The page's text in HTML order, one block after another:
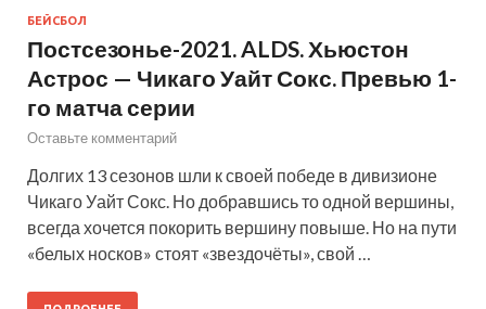
БЕЙСБОЛ
Постсезонье-2021. ALDS. Хьюстон
Астрос — Чикаго Уайт Сокс. Превью 1-
го матча серии
Оставьте комментарий
Долгих 13 сезонов шли к своей победе в дивизионе
Чикаго Уайт Сокс. Но добравшись то одной вершины,
всегда хочется покорить вершину повыше. Но на пути
«белых носков» стоят «звездочёты», свой …